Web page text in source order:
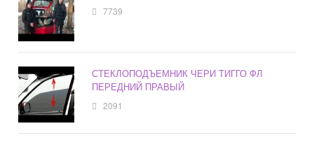
7739
СТЕКЛОПОДЪЕМНИК ЧЕРИ ТИГГО ФЛ
ПЕРЕДНИЙ ПРАВЫЙ
2091